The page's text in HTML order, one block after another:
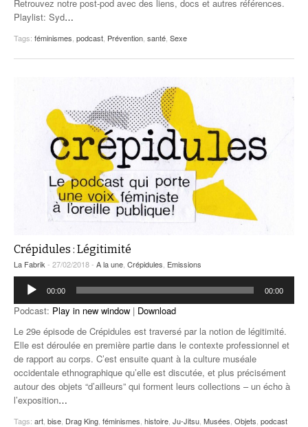
Retrouvez notre post-pod avec des liens, docs et autres références.
Playlist: Syd…
Tags: féminismes podcast Prévention santé Sexe
Crépidules : Légitimité
La Fabrik - 27/02/2018 - A la une Crépidules Emissions
Lecteur
audio
00:00 00:00
Podcast: Play in new window | Download
Le 29e épisode de Crépidules est traversé par la notion de légitimité.
Elle est déroulée en première partie dans le contexte professionnel et
de rapport au corps. C’est ensuite quant à la culture muséale
occidentale ethnographique qu’elle est discutée, et plus précisément
autour des objets “d’ailleurs” qui forment leurs collections – un écho à
l’exposition…
Tags: art bise Drag King féminismes histoire Ju-Jitsu Musées Objets podcast